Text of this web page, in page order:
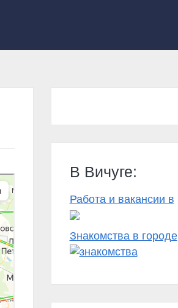
В Вичуге:
Работа и вакансии в
Знакомства в городе